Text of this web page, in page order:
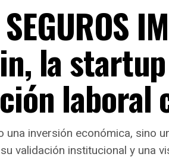
SEGUROS
la
laboral
una inversión económica, sino
validación institucional y una